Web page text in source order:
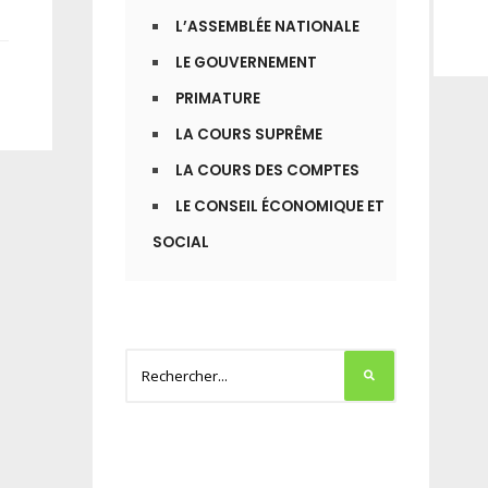
L’ASSEMBLÉE NATIONALE
LE GOUVERNEMENT
PRIMATURE
LA COURS SUPRÊME
LA COURS DES COMPTES
LE CONSEIL ÉCONOMIQUE ET
SOCIAL